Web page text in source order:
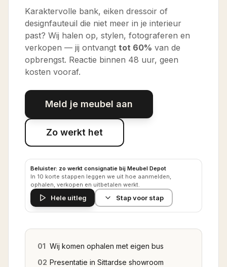
Karaktervolle bank, eiken dressoir of
designfauteuil die niet meer in je interieur
past? Wij halen op, stylen, fotograferen en
verkopen — jij ontvangt tot 60% van de
opbrengst. Reactie binnen 48 uur, geen
kosten vooraf.
Meld je meubel aan
Zo werkt het
Beluister: zo werkt consignatie bij Meubel Depot
In 10 korte stappen leggen we uit hoe aanmelden,
ophalen, verkopen en uitbetalen werkt.
Hele uitleg Stap voor stap
01 Wij komen ophalen met eigen bus
02 Presentatie in Sittardse showroom